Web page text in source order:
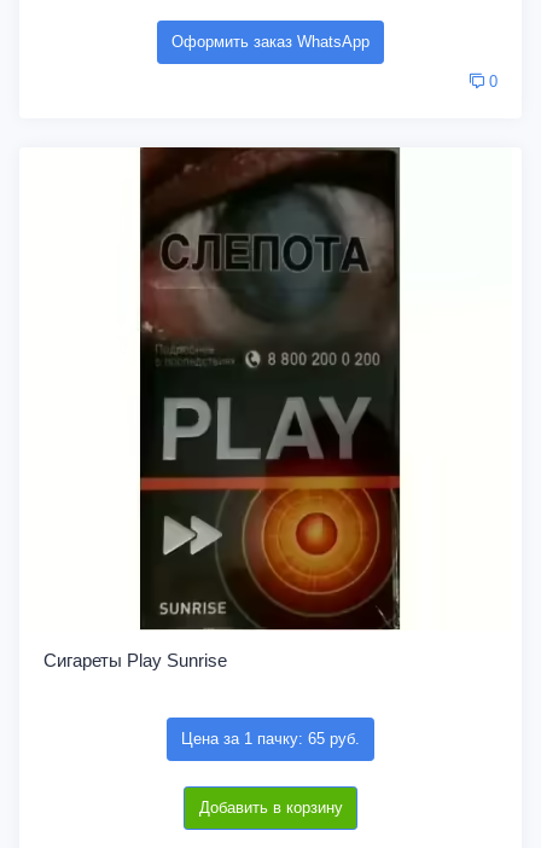
Оформить заказ WhatsApp
0
Сигареты Play Sunrise
Цена за 1 пачку: 65 руб.
Добавить в корзину